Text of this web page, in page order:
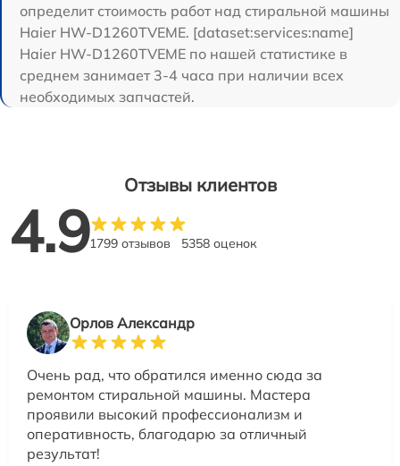
определит стоимость работ над стиральной машины
Haier HW-D1260TVEME. [dataset:services:name]
Haier HW-D1260TVEME по нашей статистике в
среднем занимает 3-4 часа при наличии всех
необходимых запчастей.
Отзывы клиентов
4.91799 отзывов 5358 оценок
Орлов Александр
Очень рад, что обратился именно сюда за
ремонтом стиральной машины. Мастера
проявили высокий профессионализм и
оперативность, благодарю за отличный
результат!